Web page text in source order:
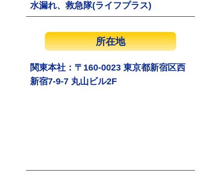
水漏れ、救急隊(ライフプラス)
所在地
関東本社：〒160-0023 東京都新宿区西
新宿7-9-7 丸山ビル2F